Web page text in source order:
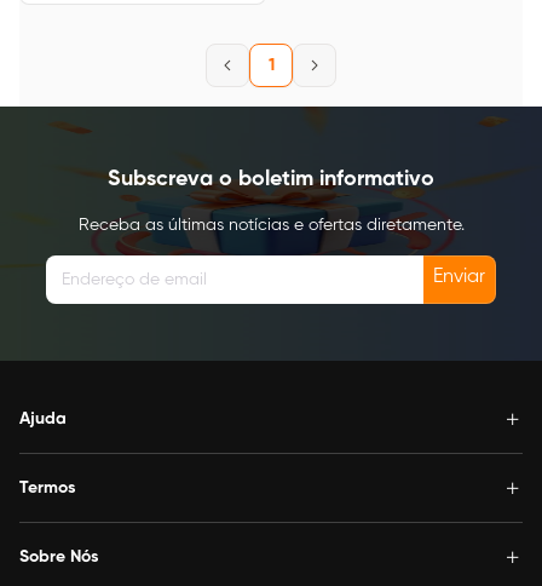
1
Subscreva o boletim informativo
Receba as últimas notícias e ofertas diretamente.
Enviar
Ajuda
Termos
Sobre Nós